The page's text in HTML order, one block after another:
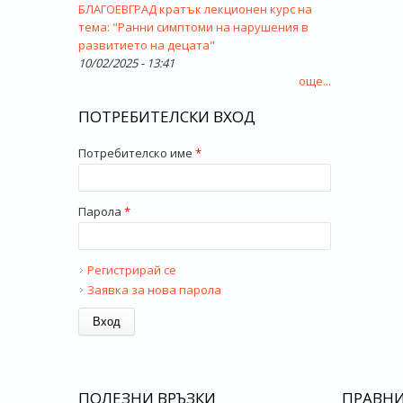
БЛАГОЕВГРАД кратък лекционен курс на
тема: "Ранни симптоми на нарушения в
развитието на децата"
10/02/2025 - 13:41
още...
ПОТРЕБИТЕЛСКИ ВХОД
Потребителско име *
Парола *
Регистрирай се
Заявка за нова парола
ПОЛЕЗНИ ВРЪЗКИ